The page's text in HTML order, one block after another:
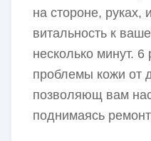
на стороне, руках,
витальность к
несколько минут.
проблемы кожи от
позволяющ вам
поднимаясь